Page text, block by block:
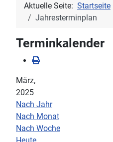
Aktuelle Seite: Startseite
Jahresterminplan
Terminkalender
März,
2025
Nach Jahr
Nach Monat
Nach Woche
Heute